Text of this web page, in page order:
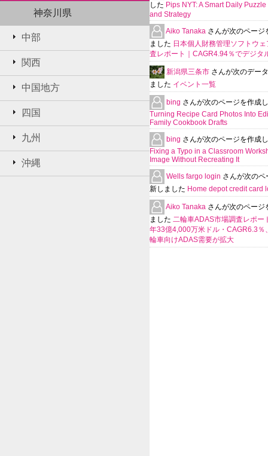
神奈川県
中部
関西
中国地方
四国
九州
沖縄
した Pips NYT: A Smart Daily
and Strategy
Aiko Tanaka さんが次のページ
ました 日本個人財務管理ソフトウ
査レポート｜CAGR4.94％でデジタ
新潟県三条市 さんが次のデー
ました イベント一覧
bing さんが次のページを作成
Turning Recipe Card Photos Into
Family Cookbook Drafts
bing さんが次のページを作成
Fixing a Typo in a Classroom
Image Without Recreating It
Wells fargo login さんが次のペ
新しました Home depot credit card
Aiko Tanaka さんが次のページ
ました 二輪車ADAS市場調査レポー
年33億4,000万米ドル・CAGR6.3％
輪車向けADAS需要が拡大